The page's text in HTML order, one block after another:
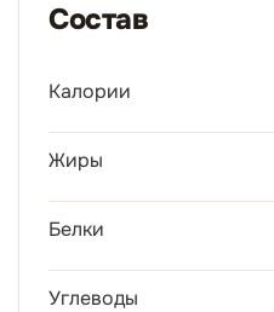
Состав
Калории
Жиры
Белки
Углеводы